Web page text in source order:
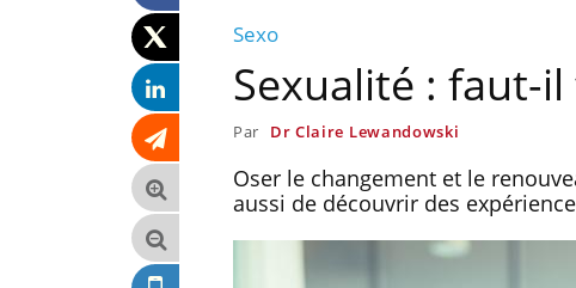
Sexo
Sexualité : faut-
Par Dr Claire Lewandowski
Oser le changement et le
aussi de découvrir des